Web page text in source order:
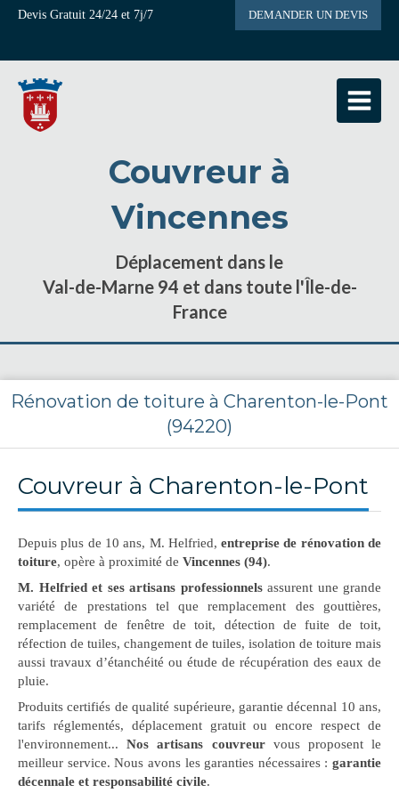
Devis Gratuit 24/24 et 7j/7 DEMANDER UN DEVIS
Couvreur à
Vincennes
Déplacement dans le
Val-de-Marne 94 et dans toute l'Île-de-
France
Rénovation de toiture à Charenton-le-Pont
(94220)
Couvreur à Charenton-le-Pont
Depuis plus de 10 ans, M. Helfried,entreprise de rénovation de
toiture, opère à proximité de Vincennes (94).
M. Helfried et ses artisans professionnelsassurent une grande
variété de prestations tel que remplacement des gouttières,
remplacement de fenêtre de toit, détection de fuite de toit,
réfection de tuiles, changement de tuiles, isolation de toiture mais
aussi travaux d’étanchéité ou étude de récupération des eaux de
pluie.
Produits certifiés de qualité supérieure, garantie décennal 10 ans,
tarifs réglementés, déplacement gratuit ou encore respect de
l'environnement...Nos artisans couvreurvous proposent le
meilleur service. Nous avons les garanties nécessaires : garantie
décennale et responsabilité civile.